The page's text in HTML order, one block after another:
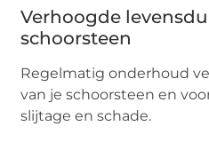
Verhoogde
schoorsteen
Regelmatig onderhoud
van je schoorsteen en
slijtage en schade.